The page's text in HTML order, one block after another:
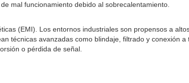
mal funcionamiento debido al sobrecalentamiento.
(EMI). Los entornos industriales son propensos a
técnicas avanzadas como blindaje, filtrado y conexión
o pérdida de señal.